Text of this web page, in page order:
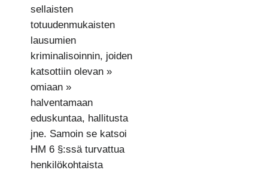
sellaisten
totuudenmukaisten
lausumien
kriminalisoinnin, joiden
katsottiin olevan »
omiaan »
halventamaan
eduskuntaa, hallitusta
jne. Samoin se katsoi
HM 6 §:ssä turvattua
henkilökohtaista